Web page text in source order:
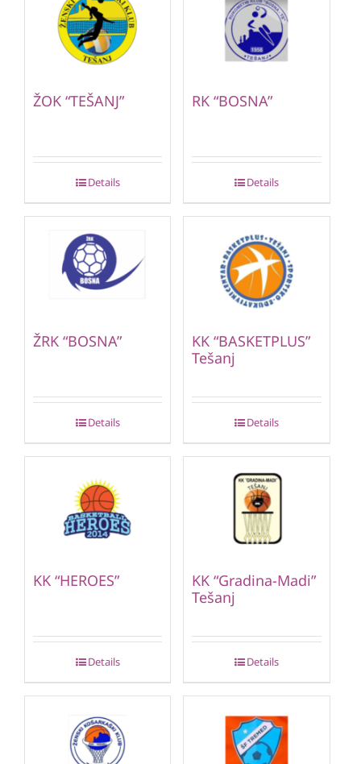
ŽOK “TEŠANJ”
Details
RK “BOSNA”
Details
ŽRK “BOSNA”
Details
KK “BASKETPLUS”
Tešanj
Details
KK “HEROES”
Details
KK “Gradina-Madi”
Tešanj
Details